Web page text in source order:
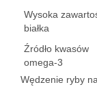
Wysoka
białka
Źródło kwasów
omega-3
Wędzenie ryby